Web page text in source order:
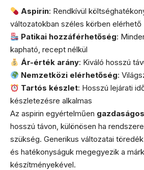
Aspirin: Rendkívül
változatokban széles körben elérhető
Patikai hozzáférhetőség:
kapható, recept nélkül
Ár-érték arány: Kiváló hosszú
Nemzetközi elérhetőség:
Tartós készlet: Hosszú lejárati
készletezésre alkalmas
Az aspirin egyértelműen
hosszú távon, különösen ha
szükség. Generikus változatai
és hatékonyságuk megegyezik a
készítményekével.